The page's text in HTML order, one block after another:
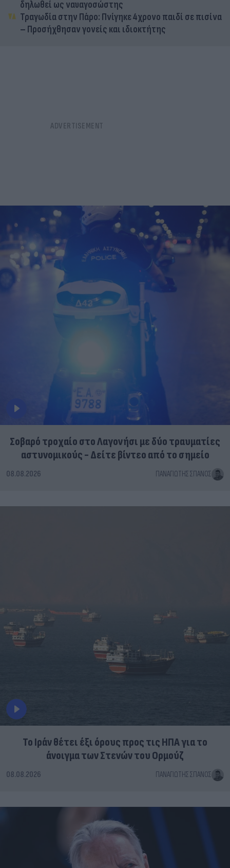
δηλωθεί ως ναυαγοσώστης
Τραγωδία στην Πάρο: Πνίγηκε 4χρονο παιδί σε πισίνα
– Προσήχθησαν γονείς και ιδιοκτήτης
Σοβαρό τροχαίο στο Λαγονήσι με δύο τραυματίες
αστυνομικούς - Δείτε βίντεο από το σημείο
08.08.2026 ΠΑΝΑΓΙΏΤΗΣ ΣΠΑΝΌΣ
Το Ιράν θέτει έξι όρους προς τις ΗΠΑ για το
άνοιγμα των Στενών του Ορμούζ
08.08.2026 ΠΑΝΑΓΙΏΤΗΣ ΣΠΑΝΌΣ